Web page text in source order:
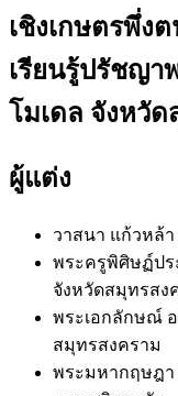
เชิงเกษตรพึ่ง
เรียนรู้ปรัชญา
โมเดล จังหวัด
ผู้แต่ง
วาสนา แก้วหล้า
พระครูพิศิษฏ์ปร
จังหวัดสมุทรสง
พระเอกลักษณ์
สมุทรสงคราม
พระมหากฤษฎ